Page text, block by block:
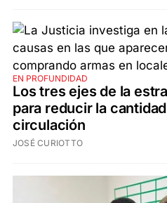
EN PROFUNDIDAD
Los tres ejes de la
para reducir la
circulación
JOSÉ CURIOTTO